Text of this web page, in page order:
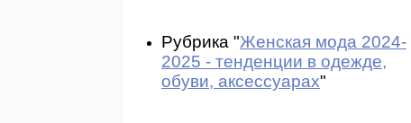
Рубрика "Женская мода 2024-
2025 - тенденции в одежде,
обуви, аксессуарах"